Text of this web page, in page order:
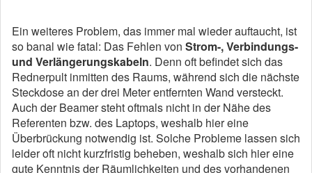
Ein weiteres Problem, das immer mal wieder auftaucht, ist
so banal wie fatal: Das Fehlen von Strom-, Verbindungs-
und Verlängerungskabeln. Denn oft befindet sich das
Rednerpult inmitten des Raums, während sich die nächste
Steckdose an der drei Meter entfernten Wand versteckt.
Auch der Beamer steht oftmals nicht in der Nähe des
Referenten bzw. des Laptops, weshalb hier eine
Überbrückung notwendig ist. Solche Probleme lassen sich
leider oft nicht kurzfristig beheben, weshalb sich hier eine
gute Kenntnis der Räumlichkeiten und des vorhandenen